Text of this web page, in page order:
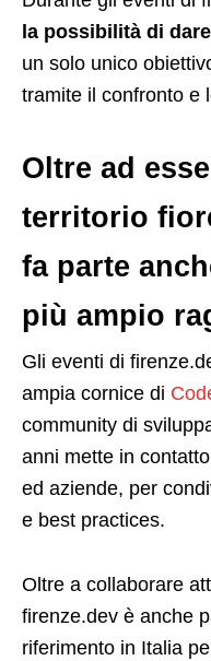
la possibilità di
un solo unico
tramite il confronto e
Oltre ad
territorio
fa parte
più ampio
Gli eventi di
ampia cornice di
community di
anni mette in
ed aziende, per
e best practices.
Oltre a collaborare
firenze.dev è anche
riferimento in Italia